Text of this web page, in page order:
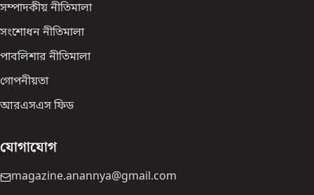
সম্পাদকীয় নীতিমালা
সংশোধন নীতিমালা
পাবলিশার নীতিমালা
গোপনীয়তা
আরএসএস ফিড
যোগাযোগ
magazine.anannya@gmail.com